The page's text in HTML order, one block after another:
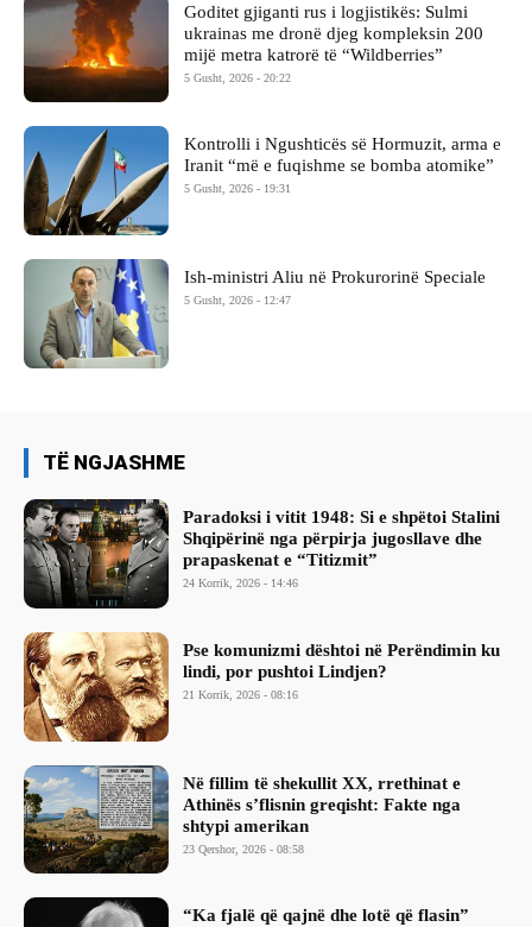
Goditet gjiganti rus i logjistikës: Sulmi
ukrainas me dronë djeg kompleksin 200
mijë metra katrorë të “Wildberries”
5 Gusht, 2026 - 20:22
Kontrolli i Ngushticës së Hormuzit, arma e
Iranit “më e fuqishme se bomba atomike”
5 Gusht, 2026 - 19:31
Ish-ministri ​Aliu në Prokurorinë Speciale
5 Gusht, 2026 - 12:47
TË NGJASHME
Paradoksi i vitit 1948: Si e shpëtoi Stalini
Shqipërinë nga përpirja jugosllave dhe
prapaskenat e “Titizmit”
24 Korrik, 2026 - 14:46
Pse komunizmi dështoi në Perëndimin ku
lindi, por pushtoi Lindjen?
21 Korrik, 2026 - 08:16
Në fillim të shekullit XX, rrethinat e
Athinës s’flisnin greqisht: Fakte nga
shtypi amerikan
23 Qershor, 2026 - 08:58
“Ka fjalë që qajnë dhe lotë që flasin”